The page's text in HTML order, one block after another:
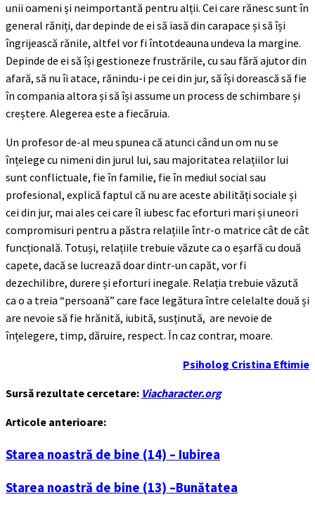
unii oameni și neimportantă pentru alții. Cei care rănesc sunt în
general răniți, dar depinde de ei să iasă din carapace și să își
îngrijească rănile, altfel vor fi întotdeauna undeva la margine.
Depinde de ei să își gestioneze frustrările, cu sau fără ajutor din
afară, să nu îi atace, rănindu-i pe cei din jur, să își dorească să fie
în compania altora și să își assume un process de schimbare și
creștere. Alegerea este a fiecăruia.
Un profesor de-al meu spunea că atunci când un om nu se
înțelege cu nimeni din jurul lui, sau majoritatea relațiilor lui
sunt conflictuale, fie în familie, fie în mediul social sau
profesional, explică faptul că nu are aceste abilități sociale și
cei din jur, mai ales cei care îl iubesc fac eforturi mari și uneori
compromisuri pentru a păstra relațiile într-o matrice cât de cât
funcțională. Totuși, relațiile trebuie văzute ca o eșarfă cu două
capete, dacă se lucrează doar dintr-un capăt, vor fi
dezechilibre, durere și eforturi inegale. Relația trebuie văzută
ca o a treia “persoană” care face legătura între celelalte două și
are nevoie să fie hrănită, iubită, susținută, are nevoie de
înțelegere, timp, dăruire, respect. În caz contrar, moare.
Psiholog Cristina Eftimie
Sursă rezultate cercetare: Viacharacter.org
Articole anterioare:
Starea noastră de bine (14) – Iubirea
Starea noastră de bine (13) –Bunătatea